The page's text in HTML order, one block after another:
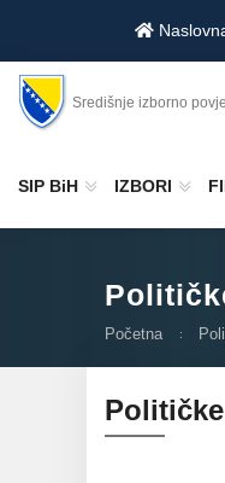
Središnje izborno
SIP BiH IZBORI
Početna